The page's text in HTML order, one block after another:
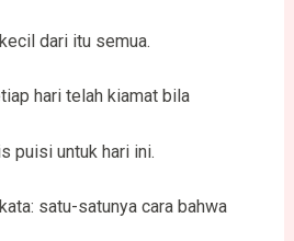
dari itu semua.
hari telah kiamat bila
puisi untuk hari ini.
satu-satunya cara bahwa